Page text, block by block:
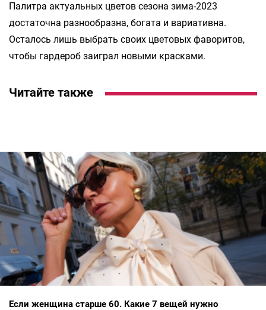
Палитра актуальных цветов сезона зима-2023
достаточна разнообразна, богата и вариативна.
Осталось лишь выбрать своих цветовых фаворитов,
чтобы гардероб заиграл новыми красками.
Читайте также
Если женщина старше 60. Какие 7 вещей нужно